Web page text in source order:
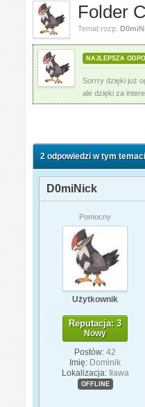
Folder
Temat rozp.
NAJLEPSZA
Sorrry dzięki już
ale dzięki za
2 odpowiedzi w tym
D0miNick
Pomocny
Użytkownik
Reputacja: 3
Nowy
Postów: 42
Imię: Dominik
Lokalizacja: Iława
OFFLINE